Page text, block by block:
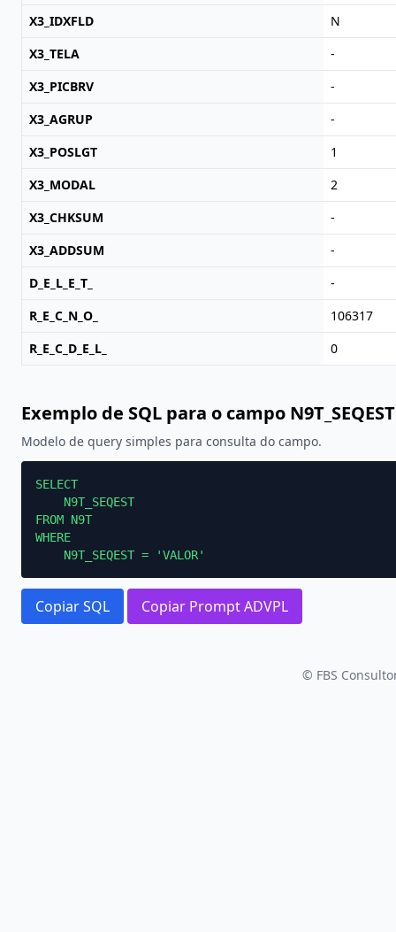
X3_IDXFLD
N
X3_TELA
-
X3_PICBRV
-
X3_AGRUP
-
X3_POSLGT
1
X3_MODAL
2
X3_CHKSUM
-
X3_ADDSUM
-
D_E_L_E_T_
-
R_E_C_N_O_
106317
R_E_C_D_E_L_
0
Exemplo de SQL para o campo N9T_SEQEST
Modelo de query simples para consulta do campo.
SELECT
    N9T_SEQEST
FROM N9T
WHERE
    N9T_SEQEST = 'VALOR'
Copiar SQL Copiar Prompt ADVPL
© FBS